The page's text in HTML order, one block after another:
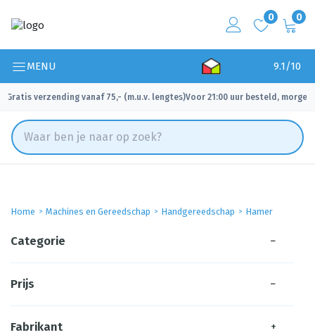
0 0
MENU 9.1/10
Gratis verzending vanaf 75,- (m.u.v. lengtes)
✓ Voor 21:00 uur besteld, morgen
Home Machines en Gereedschap Handgereedschap Hamer
Categorie −
Prijs −
Fabrikant +